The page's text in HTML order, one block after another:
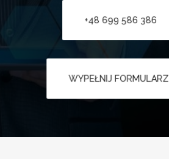
+48 699 586 386
WYPEŁNIJ FORMULARZ